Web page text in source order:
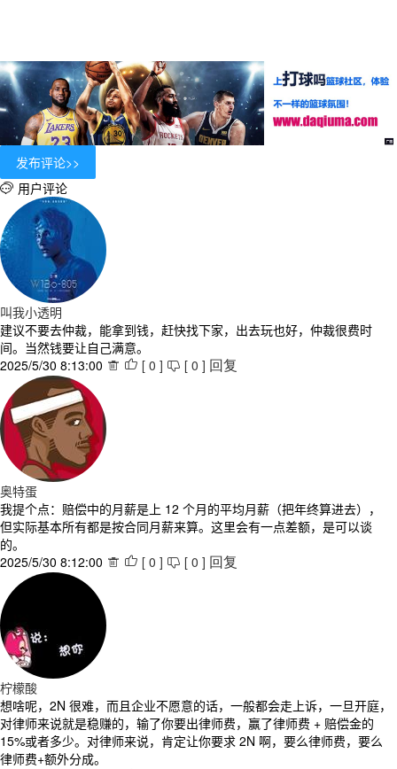
 用户评论
叫我小透明
建议不要去仲裁，能拿到钱，赶快找下家，出去玩也好，仲裁很费时
间。当然钱要让自己满意。
2025/5/30 8:13:00   [ 0 ]  [ 0 ] 回复
奥特蛋
我提个点：赔偿中的月薪是上 12 个月的平均月薪（把年终算进去），
但实际基本所有都是按合同月薪来算。这里会有一点差额，是可以谈
的。
2025/5/30 8:12:00   [ 0 ]  [ 0 ] 回复
柠檬酸
想啥呢，2N 很难，而且企业不愿意的话，一般都会走上诉，一旦开庭，
对律师来说就是稳赚的，输了你要出律师费，赢了律师费 + 赔偿金的
15%或者多少。对律师来说，肯定让你要求 2N 啊，要么律师费，要么
律师费+额外分成。